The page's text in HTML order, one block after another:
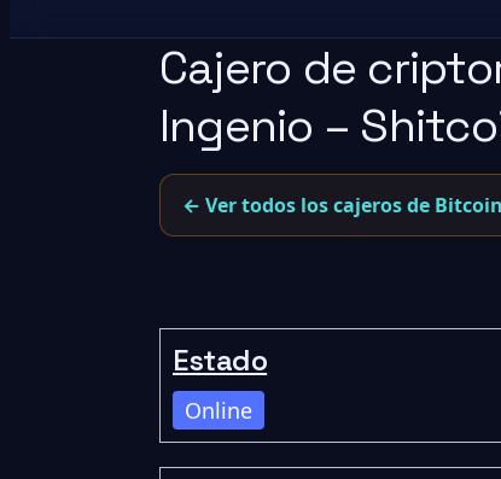
Cajero de
Ingenio –
← Ver todos los cajeros de
Estado
Online